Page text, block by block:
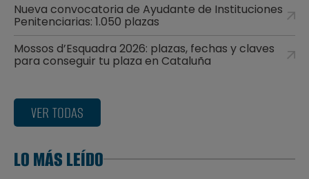
Nueva convocatoria de Ayudante de Instituciones
Penitenciarias: 1.050 plazas
Mossos d’Esquadra 2026: plazas, fechas y claves
para conseguir tu plaza en Cataluña
VER TODAS
LO MÁS LEÍDO